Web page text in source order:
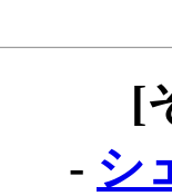
[
- シ